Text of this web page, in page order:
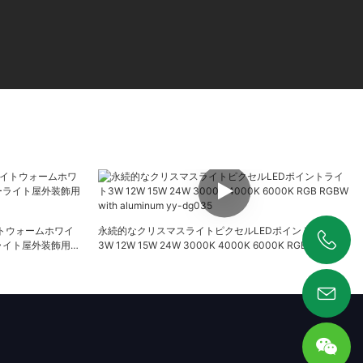
ォームホワイ
ト屋外装飾用の
永続的なクリスマスライトピクセルLEDポイントライト
3W 12W 15W 24W 3000K 4000K 6000K RGB RGBW